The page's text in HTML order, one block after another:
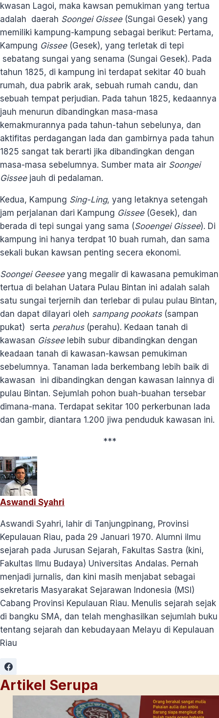
kwasan Lagoi, maka kawsan pemukiman yang tertua
adalah daerah Soongei Gissee(Sungai Gesek) yang
memiliki kampung-kampung sebagai berikut: Pertama,
Kampung Gissee(Gesek), yang terletak di tepi
sebatang sungai yang senama (Sungai Gesek). Pada
tahun 1825, di kampung ini terdapat sekitar 40 buah
rumah, dua pabrik arak, sebuah rumah candu, dan
sebuah tempat perjudian. Pada tahun 1825, kedaannya
jauh menurun dibandingkan masa-masa
kemakmurannya pada tahun-tahun sebelunya, dan
aktifitas perdagangan lada dan gambirnya pada tahun
1825 sangat tak berarti jika dibandingkan dengan
masa-masa sebelumnya. Sumber mata air Soongei
Gisseejauh di pedalaman.
Kedua, Kampung Sing-Ling, yang letaknya setengah
jam perjalanan dari Kampung Gissee(Gesek), dan
berada di tepi sungai yang sama (Sooengei Gissee). Di
kampung ini hanya terdpat 10 buah rumah, dan sama
sekali bukan kawsan penting secera ekonomi.
Soongei Geeseeyang megalir di kawasana pemukiman
tertua di belahan Uatara Pulau Bintan ini adalah salah
satu sungai terjernih dan terlebar di pulau pulau Bintan,
dan dapat dilayari oleh sampang pookats(sampan
pukat) serta perahus (perahu). Kedaan tanah di
kawasan Gisseelebih subur dibandingkan dengan
keadaan tanah di kawasan-kawsan pemukiman
sebelumnya. Tanaman lada berkembang lebih baik di
kawasan ini dibandingkan dengan kawasan lainnya di
pulau Bintan. Sejumlah pohon buah-buahan tersebar
dimana-mana. Terdapat sekitar 100 perkerbunan lada
dan gambir, diantara 1.200 jiwa penduduk kawasan ini.
***
Aswandi Syahri
Aswandi Syahri, lahir di Tanjungpinang, Provinsi
Kepulauan Riau, pada 29 Januari 1970. Alumni ilmu
sejarah pada Jurusan Sejarah, Fakultas Sastra (kini,
Fakultas Ilmu Budaya) Universitas Andalas. Pernah
menjadi jurnalis, dan kini masih menjabat sebagai
sekretaris Masyarakat Sejarawan Indonesia (MSI)
Cabang Provinsi Kepulauan Riau. Menulis sejarah sejak
di bangku SMA, dan telah menghasilkan sejumlah buku
tentang sejarah dan kebudayaan Melayu di Kepulauan
Riau
Artikel Serupa